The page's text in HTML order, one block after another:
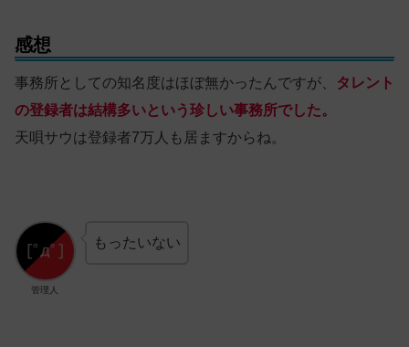
感想
事務所としての知名度はほぼ無かったんですが、
タレント
の登録者は結構多いという珍しい事務所でした。
天唄サウは登録者7万人も居ますからね。
管理人
もったいない